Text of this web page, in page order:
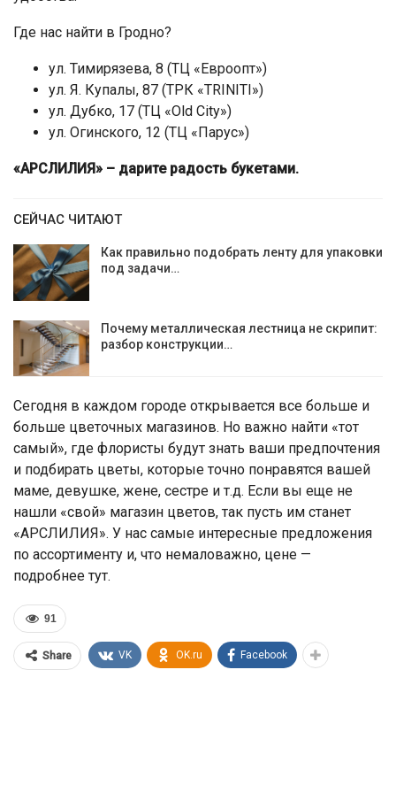
Где нас найти в Гродно?
ул. Тимирязева, 8 (ТЦ «Евроопт»)
ул. Я. Купалы, 87 (ТРК «TRINITI»)
ул. Дубко, 17 (ТЦ «Old City»)
ул. Огинского, 12 (ТЦ «Парус»)
«АРСЛИЛИЯ» – дарите радость букетами.
СЕЙЧАС ЧИТАЮТ
Как правильно подобрать ленту для упаковки
под задачи…
Почему металлическая лестница не скрипит:
разбор конструкции…
Сегодня в каждом городе открывается все больше и
больше цветочных магазинов. Но важно найти «тот
самый», где флористы будут знать ваши предпочтения
и подбирать цветы, которые точно понравятся вашей
маме, девушке, жене, сестре и т.д. Если вы еще не
нашли «свой» магазин цветов, так пусть им станет
«АРСЛИЛИЯ». У нас самые интересные предложения
по ассортименту и, что немаловажно, цене —
подробнее тут.
91
Share VK OK.ru Facebook